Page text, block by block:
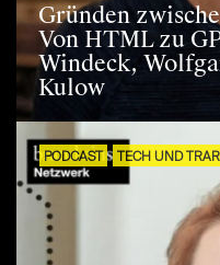
Gründen
Von HTML zu
Windeck,
Kulow
PODCAST TECH UND